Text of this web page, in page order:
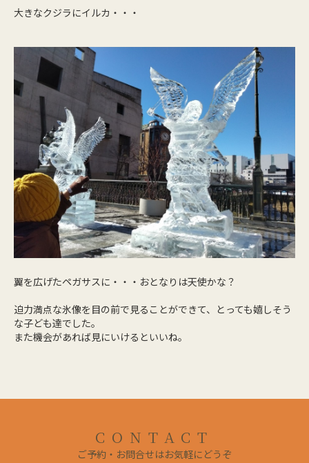
大きなクジラにイルカ・・・
翼を広げたペガサスに・・・おとなりは天使かな？
迫力満点な氷像を目の前で見ることができて、とっても嬉しそう
な子ども達でした。
また機会があれば見にいけるといいね。
CONTACT
ご予約・お問合せはお気軽にどうぞ